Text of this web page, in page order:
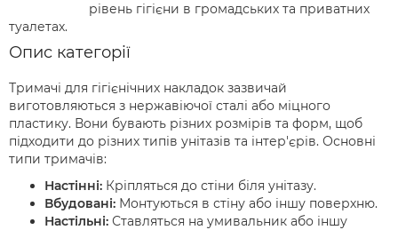
рівень гігієни в громадських та приватних
туалетах.
Опис категорії
Тримачі для гігієнічних накладок зазвичай
виготовляються з нержавіючої сталі або міцного
пластику. Вони бувають різних розмірів та форм, щоб
підходити до різних типів унітазів та інтер'єрів. Основні
типи тримачів:
Настінні: Кріпляться до стіни біля унітазу.
Вбудовані: Монтуються в стіну або іншу поверхню.
Настільні: Ставляться на умивальник або іншу